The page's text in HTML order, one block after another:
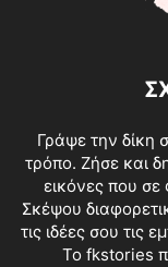
Γράψε την δίκη
τρόπο. Ζήσε και
εικόνες που
Σκέψου
τις ιδέες σου τις
Το fkstories